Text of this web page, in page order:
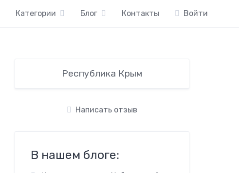
Категории Блог Контакты Войти
Республика Крым
Написать отзыв
В нашем блоге: